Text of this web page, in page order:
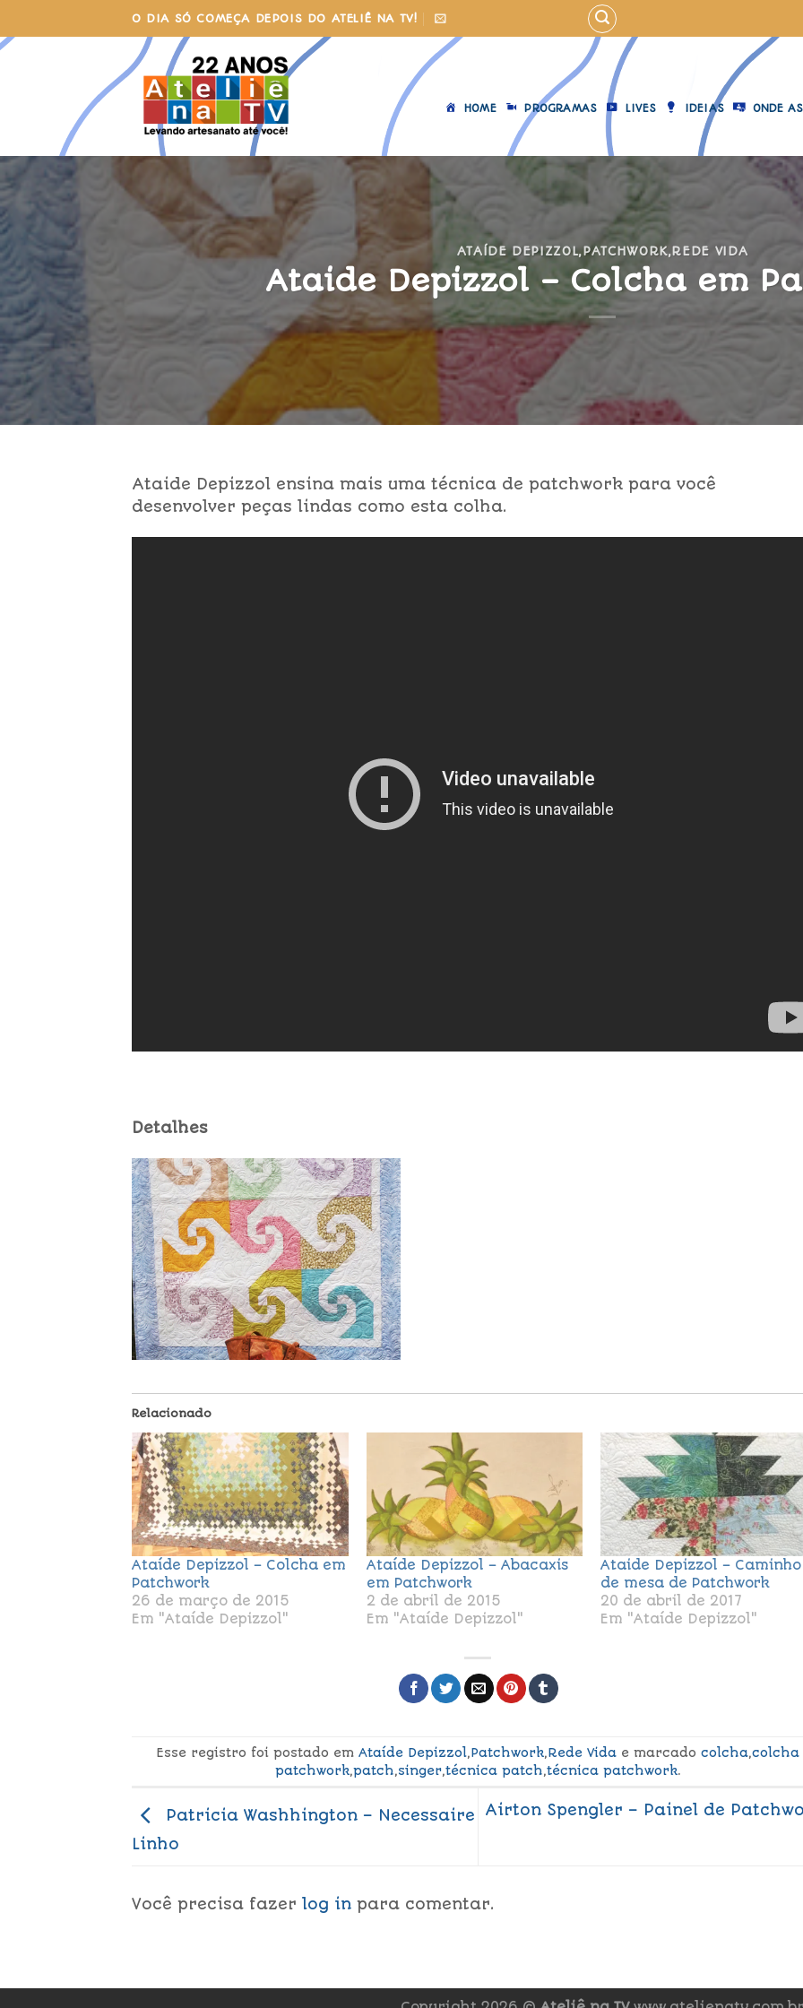
to
content
O DIA SÓ COMEÇA DEPOIS DO ATELIÊ NA TV!
HOME PROGRAMAS LIVES IDEIAS ONDE
ATAÍDE DEPIZZOL,PATCHWORK,REDE VIDA
Ataide Depizzol – Colcha em
Ataide Depizzol ensina mais uma técnica de patchwork para você
desenvolver peças lindas como esta colha.
Detalhes
Relacionado
Ataíde Depizzol – Colcha em
Patchwork
26 de março de 2015
Em "Ataíde Depizzol"
Ataíde Depizzol – Abacaxis
em Patchwork
2 de abril de 2015
Em "Ataíde Depizzol"
Ataide Depizzol – Caminho
de mesa de Patchwork
20 de abril de 2017
Em "Ataíde Depizzol"
Esse registro foi postado emAtaíde Depizzol,Patchwork,Rede Vida e marcadocolcha,colcha
patchwork,patch,singer,técnica patch,técnica patchwork.
Patricia Washhington – Necessaire
Linho
Airton Spengler – Painel de
Você precisa fazer log in para comentar.